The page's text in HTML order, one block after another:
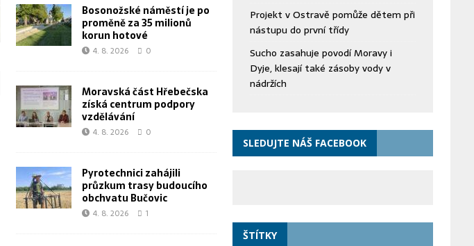
Bosonožské náměstí je po
proměně za 35 milionů
korun hotové
4. 8. 2026 0
Moravská část Hřebečska
získá centrum podpory
vzdělávání
4. 8. 2026 0
Pyrotechnici zahájili
průzkum trasy budoucího
obchvatu Bučovic
4. 8. 2026 1
Projekt v Ostravě pomůže dětem při
nástupu do první třídy
Sucho zasahuje povodí Moravy i
Dyje, klesají také zásoby vody v
nádržích
SLEDUJTE NÁŠ FACEBOOK
ŠTÍTKY